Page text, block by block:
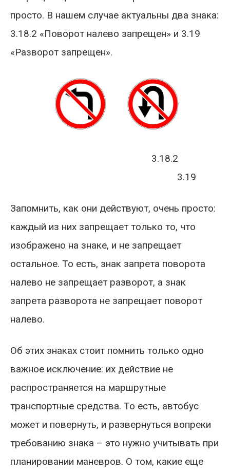
просто. В нашем случае актуальны два знака:
3.18.2 «Поворот налево запрещен» и 3.19
«Разворот запрещен».
3.18.2
3.19
Запомнить, как они действуют, очень просто:
каждый из них запрещает только то, что
изображено на знаке, и не запрещает
остальное. То есть, знак запрета поворота
налево не запрещает разворот, а знак
запрета разворота не запрещает поворот
налево.
Об этих знаках стоит помнить только одно
важное исключение: их действие не
распространяется на маршрутные
транспортные средства. То есть, автобус
может и повернуть, и развернуться вопреки
требованию знака – это нужно учитывать при
планировании маневров. О том, какие еще